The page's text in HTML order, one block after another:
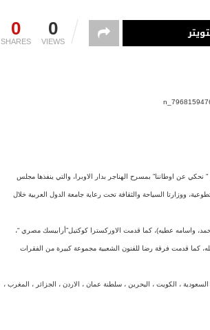
0
SHARES 0
VIEWS
نحكي عن اوطاننا” بمسرح الهناجر بدار الاوبرا، والتي ينفذها مجلس
ووزارتا السياحة والثقافة تحت رعاية جامعة الدول العربية خلال
واسامه عطيه)، كما قدمت الاوركسترا كوكتيل”أرابيسك مصري “،
كما قدمت فرقة رضا للفنون الشعبية مجموعة كبيرة من الفقرات
، الكويت ، البحرين ، سلطنة عمان ، الاردن ، الجزائر ، المغرب ،